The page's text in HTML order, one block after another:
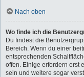
Nach oben
Wo finde ich die
Du findest die
Bereich. Wenn du einer
entsprechenden
offen. Einige erfordern erst
sein und weitere sogar